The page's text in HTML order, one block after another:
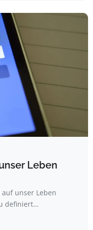
Leben
auf unser Leben
definiert…